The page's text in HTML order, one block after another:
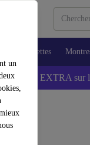
un
Tablettes
💰-5% EXTRA sur